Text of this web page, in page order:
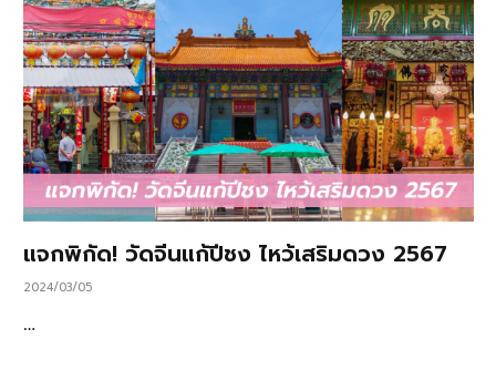
แจกพิกัด! วัดจีนแก้ปีชง ไหว้เสริมดวง 2567
2024/03/05
…